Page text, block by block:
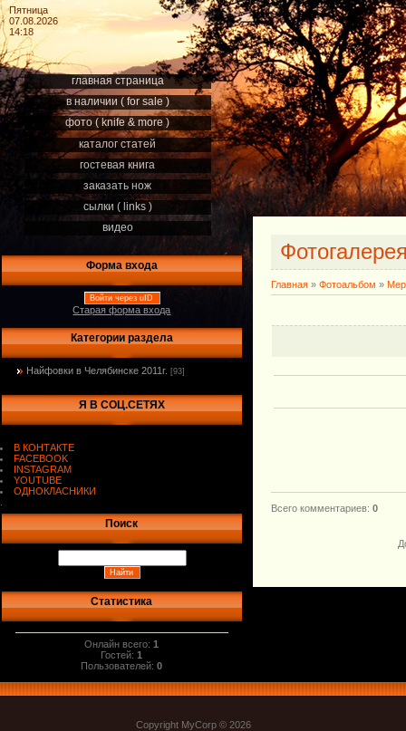
Пятница
07.08.2026
14:18
главная страница
в наличии ( for sale )
фото ( knife & more )
каталог статей
гостевая книга
заказать нож
сылки ( links )
видео
Форма входа
Войти через uID
Старая форма входа
Категории раздела
Найфовки в Челябинске 2011г. [93]
Я В СОЦ.СЕТЯХ
В КОНТАКТЕ
FACEBOOK
INSTAGRAM
YOUTUBE
ОДНОКЛАСНИКИ
Поиск
Статистика
Онлайн всего:1
Гостей:1
Пользователей:0
Главная » Фотоальбом »
Всего комментариев: 0
Copyright MyCorp © 2026